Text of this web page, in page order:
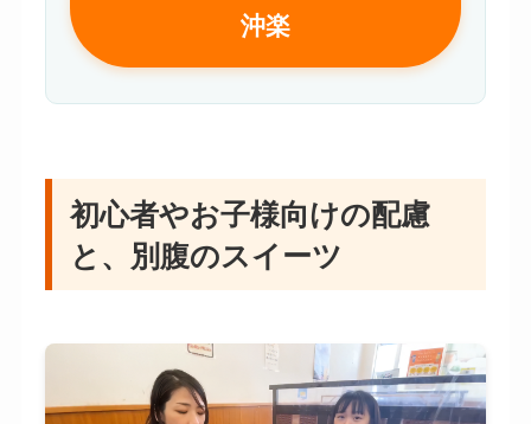
沖楽
初心者やお子様向けの配慮
と、別腹のスイーツ